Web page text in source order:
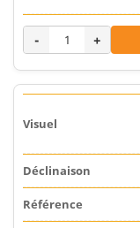
- +